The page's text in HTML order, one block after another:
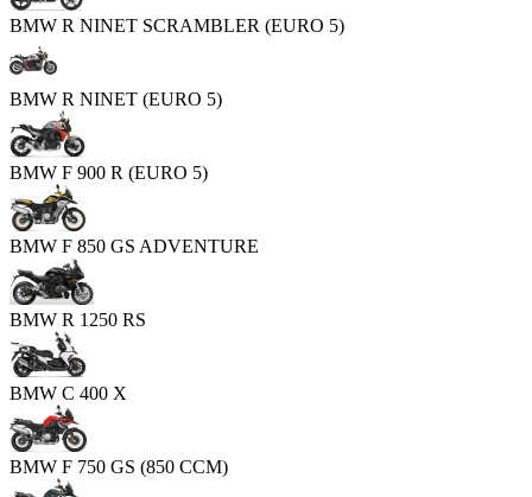
BMW R NINET SCRAMBLER (EURO 5)
BMW R NINET (EURO 5)
BMW F 900 R (EURO 5)
BMW F 850 GS ADVENTURE
BMW R 1250 RS
BMW C 400 X
BMW F 750 GS (850 CCM)